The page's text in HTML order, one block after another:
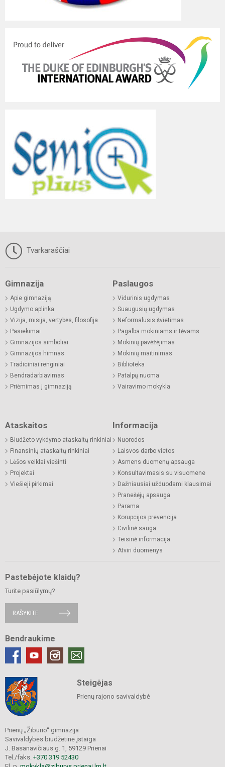
Tvarkaraščiai
Gimnazija
Apie gimnaziją
Ugdymo aplinka
Vizija, misija, vertybės, filosofija
Pasiekimai
Gimnazijos simboliai
Gimnazijos himnas
Tradiciniai renginiai
Bendradarbiavimas
Priėmimas į gimnaziją
Paslaugos
Vidurinis ugdymas
Suaugusių ugdymas
Neformalusis švietimas
Pagalba mokiniams ir tėvams
Mokinių pavėžėjimas
Mokinių maitinimas
Biblioteka
Patalpų nuoma
Vairavimo mokykla
Ataskaitos
Biudžeto vykdymo ataskaitų rinkiniai
Finansinių ataskaitų rinkiniai
Lėšos veiklai viešinti
Projektai
Viešieji pirkimai
Informacija
Nuorodos
Laisvos darbo vietos
Asmens duomenų apsauga
Konsultavimasis su visuomene
Dažniausiai užduodami klausimai
Pranešėjų apsauga
Parama
Korupcijos prevencija
Civilinė sauga
Teisinė informacija
Atviri duomenys
Pastebėjote klaidų?
Turite pasiūlymų?
RAŠYKITE
Bendraukime
Steigėjas
Prienų rajono savivaldybė
Prienų „Žiburio“ gimnazija
Savivaldybės biudžetinė įstaiga
J. Basanavičiaus g. 1, 59129 Prienai
Tel./faks. +370 319 52430